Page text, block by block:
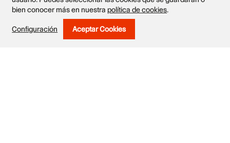
Obras
bien conocer más en nuestra política de cookies.
Configuración Aceptar Cookies